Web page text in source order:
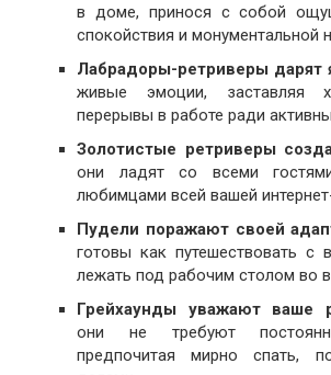
в доме, принося с собой
спокойствия и монументальной
Лабрадоры-ретриверы дарят
живые эмоции, заставляя
перерывы в работе ради
Золотистые ретриверы
они ладят со всеми
любимцами всей вашей
Пудели поражают своей
готовы как путешествовать с
лежать под рабочим столом во
Грейхаунды уважают ваше
они не требуют
предпочитая мирно спать,